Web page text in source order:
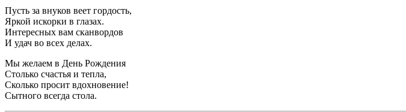
Пусть за внуков веет гордость,
Яркой искорки в глазах.
Интересных вам сканвордов
И удач во всех делах.
Мы желаем в День Рождения
Столько счастья и тепла,
Сколько просит вдохновение!
Сытного всегда стола.